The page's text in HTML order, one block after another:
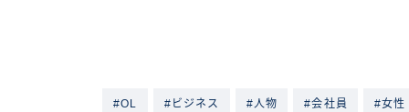
#OL #ビジネス #人物 #会社員 #女性